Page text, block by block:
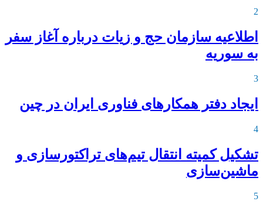
2
اطلاعیه‌ سازمان حج و زیات درباره آغاز سفر
به سوریه
3
ایجاد دفتر همکارهای فناوری ایران در چین
4
تشکیل کمیته انتقال تیم‌های تراکتورسازی و
ماشین‌سازی
5